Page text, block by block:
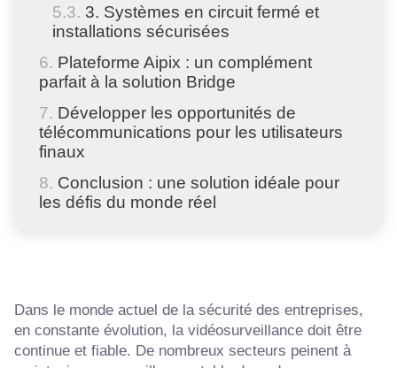
3. Systèmes en circuit fermé et
installations sécurisées
Plateforme Aipix : un complément
parfait à la solution Bridge
Développer les opportunités de
télécommunications pour les utilisateurs
finaux
Conclusion : une solution idéale pour
les défis du monde réel
Dans le monde actuel de la sécurité des entreprises,
en constante évolution, la vidéosurveillance doit être
continue et fiable. De nombreux secteurs peinent à